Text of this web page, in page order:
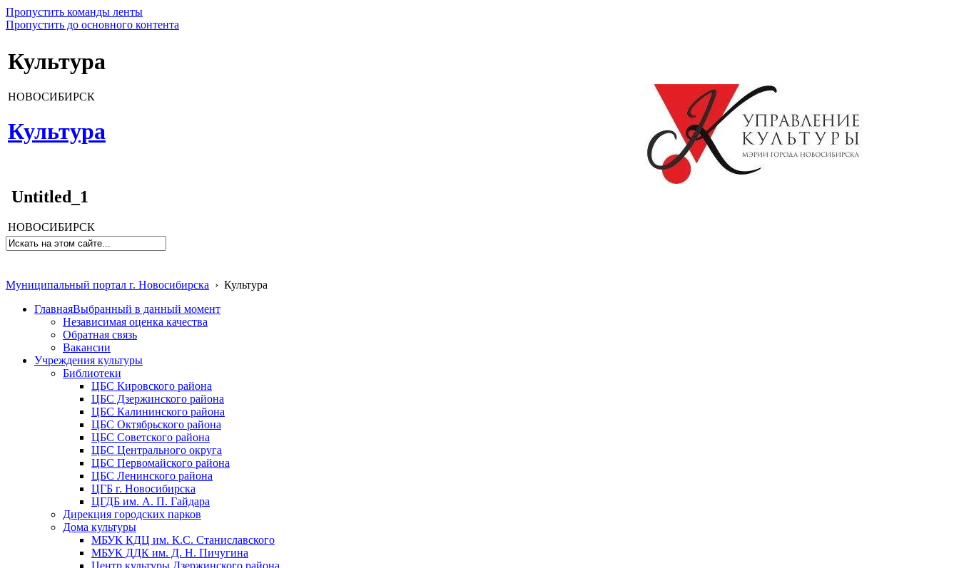
Пропустить команды ленты
Пропустить до основного контента
Культура
НОВОСИБИРСК
Культура
Untitled_1
НОВОСИБИРСК
Муниципальный портал г. Новосибирска › Культура
ГлавнаяВыбранный в данный момент
Независимая оценка качества
Обратная связь
Вакансии
Учреждения культуры
Библиотеки
ЦБС Кировского района
ЦБС Дзержинского района
ЦБС Калининского района
ЦБС Октябрьского района
ЦБС Советского района
ЦБС Центрального округа
ЦБС Первомайского района
ЦБС Ленинского района
ЦГБ г. Новосибирска
ЦГДБ им. А. П. Гайдара
Дирекция городских парков
Дома культуры
МБУК КДЦ им. К.С. Станиславского
МБУК ДДК им. Д. Н. Пичугина
Центр культуры Дзержинского района